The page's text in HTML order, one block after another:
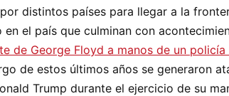
distintos países para llegar a la
el país que culminan con
de George Floyd a manos de un
de estos últimos años se generaron
Trump durante el ejercicio de su